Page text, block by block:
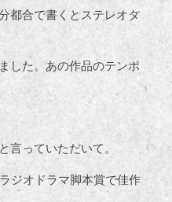
都合で書くとステレオタ
した。あの作品のテンポ
言っていただいて。
ジオドラマ脚本賞で佳作